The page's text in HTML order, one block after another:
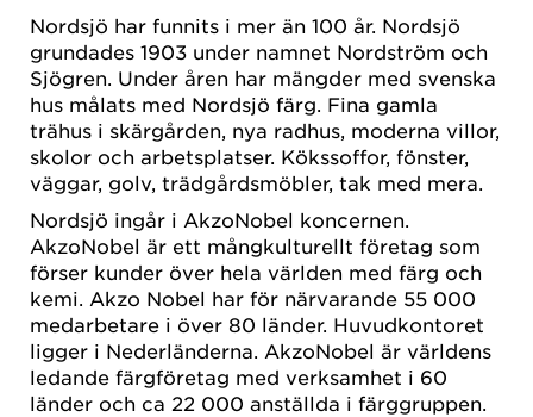
Nordsjö har funnits i mer än 100 år. Nordsjö
grundades 1903 under namnet Nordström och
Sjögren. Under åren har mängder med svenska
hus målats med Nordsjö färg. Fina gamla
trähus i skärgården, nya radhus, moderna villor,
skolor och arbetsplatser. Kökssoffor, fönster,
väggar, golv, trädgårdsmöbler, tak med mera.
Nordsjö ingår i AkzoNobel koncernen.
AkzoNobel är ett mångkulturellt företag som
förser kunder över hela världen med färg och
kemi. Akzo Nobel har för närvarande 55 000
medarbetare i över 80 länder. Huvudkontoret
ligger i Nederländerna. AkzoNobel är världens
ledande färgföretag med verksamhet i 60
länder och ca 22 000 anställda i färggruppen.